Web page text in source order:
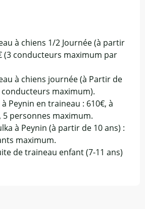
à chiens 1/2 Journée (à partir
(3 conducteurs maximum par
à chiens journée (à Partir de
conducteurs maximum).
Peynin en traineau : 610€, à
5 personnes maximum.
à Peynin (à partir de 10 ans) :
maximum.
de traineau enfant (7-11 ans)